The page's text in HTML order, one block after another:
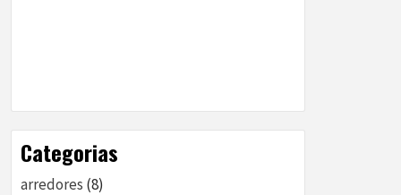
Categorias
arredores (8)